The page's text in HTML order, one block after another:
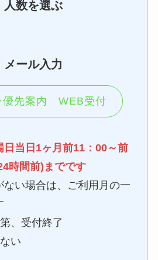
人数を選ぶ
メール入力
優先案内 WEB受付
日当日1ヶ月前11：00～前
時間前)までです
い場合は、ご利用月の一
、受付終了
い